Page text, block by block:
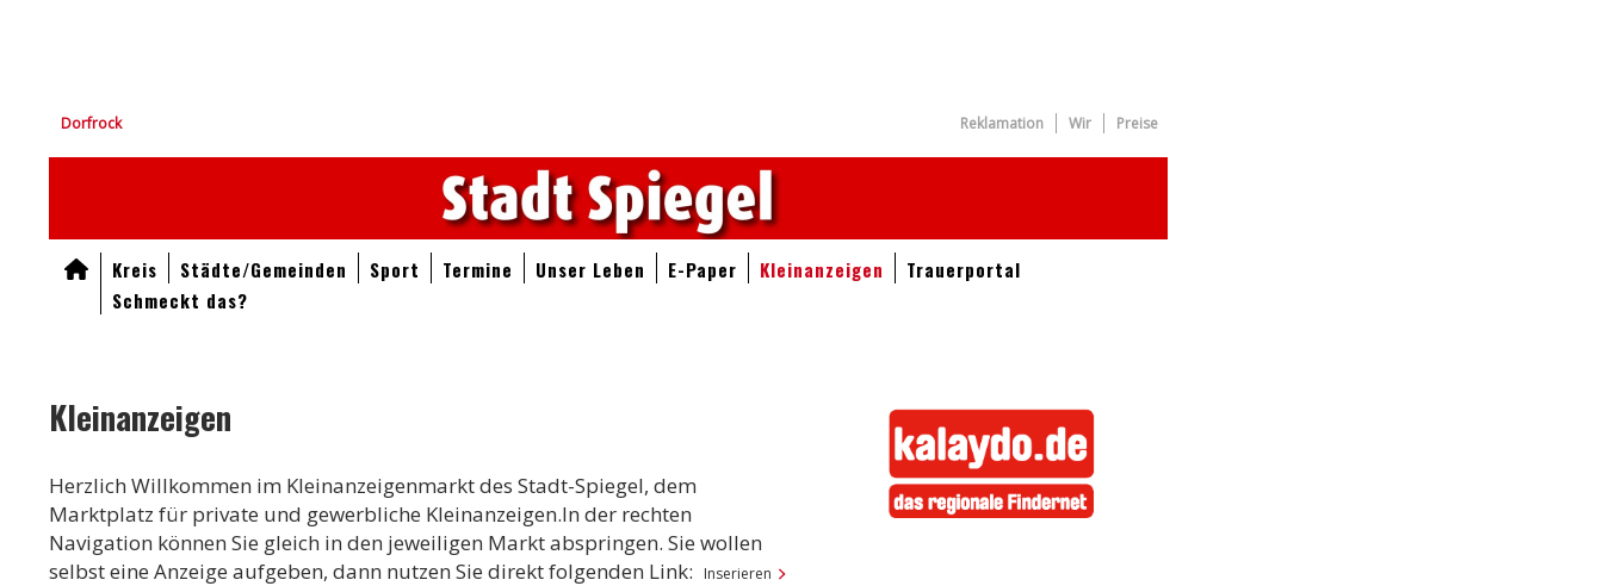
Dorfrock Reklamation Wir Preise
Kreis Städte/Gemeinden Sport Termine Unser Leben E-Paper Kleinanzeigen
Trauerportal
Schmeckt das?
Kleinanzeigen
Herzlich Willkommen im Kleinanzeigenmarkt des Stadt-Spiegel, dem
Marktplatz für private und gewerbliche Kleinanzeigen.In der rechten
Navigation können Sie gleich in den jeweiligen Markt abspringen. Sie wollen
selbst eine Anzeige aufgeben, dann nutzen Sie direkt folgenden Link:
Inserieren